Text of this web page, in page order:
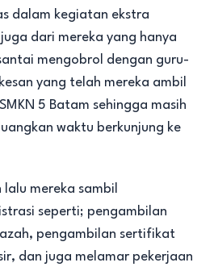
dalam kegiatan ekstra
dari mereka yang hanya
mengobrol dengan guru-
yang telah mereka ambil
5 Batam sehingga masih
waktu berkunjung ke
mereka sambil
seperti; pengambilan
pengambilan sertifikat
dan juga melamar pekerjaan